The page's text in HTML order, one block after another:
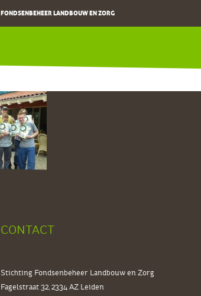
FONDSENBEHEER LANDBOUW EN ZORG
CONTACT
Stichting Fondsenbeheer Landbouw en Zorg
Fagelstraat 32, 2334 AZ Leiden